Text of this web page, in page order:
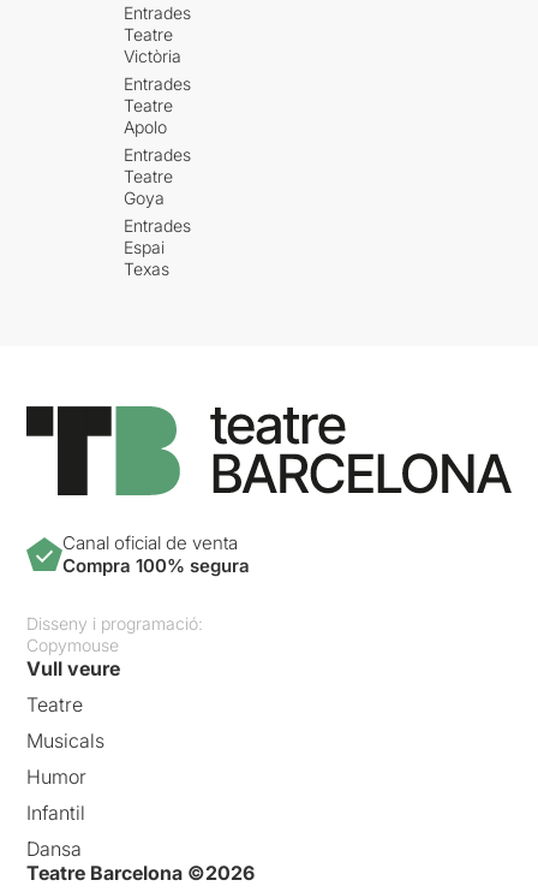
Entrades
Teatre
Victòria
Entrades
Teatre
Apolo
Entrades
Teatre
Goya
Entrades
Espai
Texas
Canal oficial de venta
Compra 100% segura
Disseny i programació:
Copymouse
Vull veure
Teatre
Musicals
Humor
Infantil
Dansa
Teatre Barcelona ©2026